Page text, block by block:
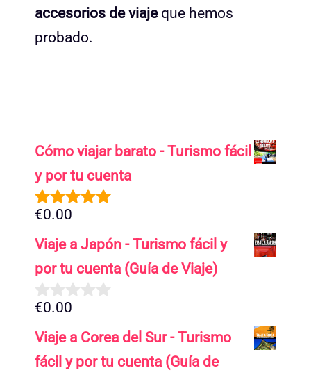
accesorios de viajeque hemos
probado.
Cómo viajar barato - Turismo fácil
y por tu cuenta
5.00de 5
€0.00
Viaje a Japón - Turismo fácil y
por tu cuenta (Guía de Viaje)
0
e
5
€0.00
Viaje a Corea del Sur - Turismo
fácil y por tu cuenta (Guía de